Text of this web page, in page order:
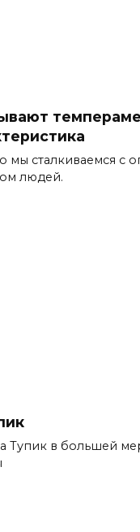
мы сталкиваемся с
людей.
Тупик в большей